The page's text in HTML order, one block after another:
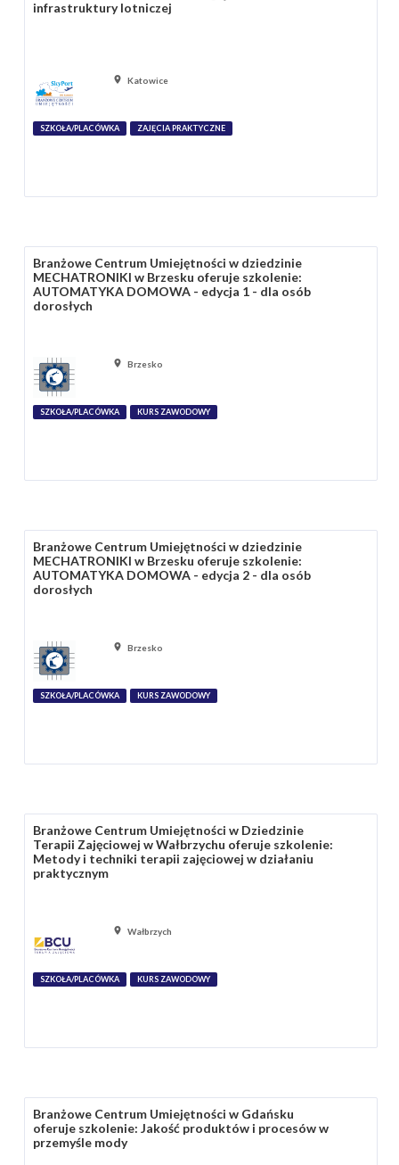
infrastruktury lotniczej
Katowice
SZKOŁA/PLACÓWKA ZAJĘCIA PRAKTYCZNE
Branżowe Centrum Umiejętności w dziedzinie
MECHATRONIKI w Brzesku oferuje szkolenie:
AUTOMATYKA DOMOWA - edycja 1 - dla osób
dorosłych
Brzesko
SZKOŁA/PLACÓWKA KURS ZAWODOWY
Branżowe Centrum Umiejętności w dziedzinie
MECHATRONIKI w Brzesku oferuje szkolenie:
AUTOMATYKA DOMOWA - edycja 2 - dla osób
dorosłych
Brzesko
SZKOŁA/PLACÓWKA KURS ZAWODOWY
Branżowe Centrum Umiejętności w Dziedzinie
Terapii Zajęciowej w Wałbrzychu oferuje szkolenie:
Metody i techniki terapii zajęciowej w działaniu
praktycznym
Wałbrzych
SZKOŁA/PLACÓWKA KURS ZAWODOWY
Branżowe Centrum Umiejętności w Gdańsku
oferuje szkolenie: Jakość produktów i procesów w
przemyśle mody